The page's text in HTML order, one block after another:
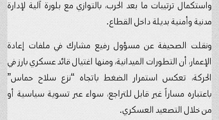
واستكمال ترتيبات ما بعد الحرب، بالتوازي مع بلورة آلية لإدارة
مدنية وأمنية بديلة داخل القطاع.
ونقلت الصحيفة عن مسؤول رفيع مشارك في ملفات إعادة
الإعمار، أن التطورات الميدانية، ومنها اغتيال قائد عسكري بارز في
الحركة، تعكس استمرار الضغط باتجاه “نزع سلاح حماس”
باعتباره مساراً غير قابل للتراجع، سواء عبر تسوية سياسية أو
من خلال التصعيد العسكري.